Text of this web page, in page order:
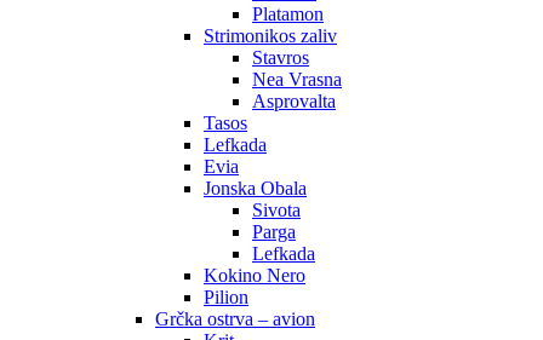
Platamon
Strimonikos zaliv
Stavros
Nea Vrasna
Asprovalta
Tasos
Lefkada
Evia
Jonska Obala
Sivota
Parga
Lefkada
Kokino Nero
Pilion
Grčka ostrva – avion